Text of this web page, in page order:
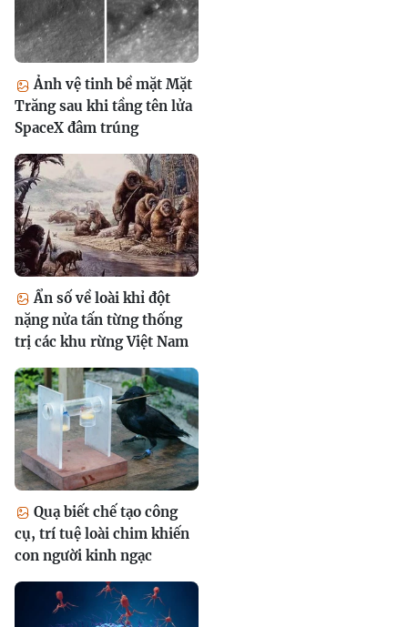
Ảnh vệ tinh bề mặt Mặt
Trăng sau khi tầng tên lửa
SpaceX đâm trúng
Ẩn số về loài khỉ đột
nặng nửa tấn từng thống
trị các khu rừng Việt Nam
Quạ biết chế tạo công
cụ, trí tuệ loài chim khiến
con người kinh ngạc